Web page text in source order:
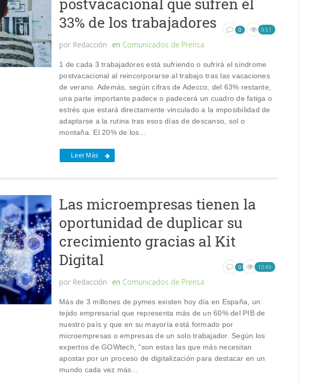
postvacacional que sufren el
33% de los trabajadores
por Redacción en Comunicados de Prensa
0 951
1 de cada 3 trabajadores está sufriendo o sufrirá el síndrome
postvacacional al reincorporarse al trabajo tras las vacaciones
de verano. Además, según cifras de Adecco, del 63% restante,
una parte importante padece o padecerá un cuadro de fatiga o
estrés que estará directamente vinculado a la imposibilidad de
adaptarse a la rutina tras esos días de descanso, sol o
montaña. El 20% de los...
Leer Más
Las microempresas tienen la
oportunidad de duplicar su
crecimiento gracias al Kit
Digital
por Redacción en Comunicados de Prensa
0 1049
Más de 3 millones de pymes existen hoy día en España, un
tejido empresarial que representa más de un 60% del PIB de
nuestro país y que en su mayoría está formado por
microempresas o empresas de un solo trabajador. Según los
expertos de GOWtech, “son estas las que más necesitan
apostar por un proceso de digitalización para destacar en un
mundo cada vez más...